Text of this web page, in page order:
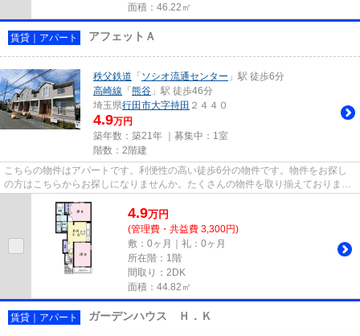
面積：46.22㎡
賃貸｜アパート アフェットＡ
秩父鉄道 「 ソシオ流通センター 」駅 徒歩6分
高崎線 「 熊谷 」駅 徒歩46分
埼玉県行田市大字持田 ２４４０
4.9万円
築年数：築21年 ｜募集中： 1室
階数：2階建
こちらの物件はアパートです。利便性の高い徒歩6分の物件です。物件をお探し
の方はこちらからお探しになりませんか。たくさんの物件を取り揃えておりま
4.9万円
(管理費・共益費 3,300円)
敷：0ヶ月｜礼：0ヶ月
所在階：1階
間取り：2DK
面積：44.82㎡
賃貸｜アパート ガーデンハウス Ｈ．Ｋ